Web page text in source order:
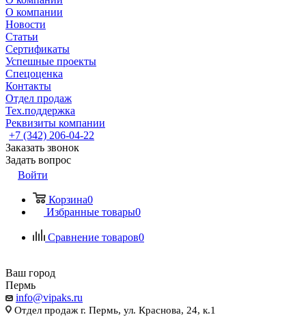
О компании
Новости
Статьи
Сертификаты
Успешные проекты
Спецоценка
Контакты
Отдел продаж
Тех.поддержка
Реквизиты компании
+7 (342) 206-04-22
Заказать звонок
Задать вопрос
Войти
Корзина0
Избранные товары0
Сравнение товаров0
Ваш город
Пермь
info@vipaks.ru
Отдел продаж г. Пермь, ул. Краснова, 24, к.1